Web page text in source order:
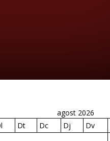
agost 2026
Dt Dc Dj Dv